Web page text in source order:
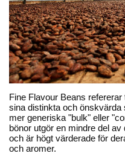
Fine Flavour Beans
sina distinkta och
mer generiska "bulk" eller
bönor utgör en mindre del
och är högt värderade för
och aromer.